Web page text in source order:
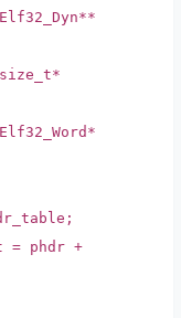
Elf32_Dyn**
size_t*
Elf32_Word*
= phdr +